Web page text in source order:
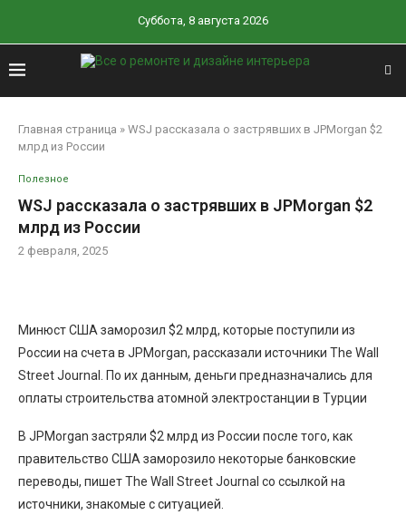
Суббота, 8 августа 2026
Главная страница » WSJ рассказала о застрявших в JPMorgan $2
млрд из России
Полезное
WSJ рассказала о застрявших в JPMorgan $2
млрд из России
2 февраля, 2025
Минюст США заморозил $2 млрд, которые поступили из
России на счета в JPMorgan, рассказали источники The Wall
Street Journal. По их данным, деньги предназначались для
оплаты строительства атомной электростанции в Турции
В JPMorgan застряли $2 млрд из России после того, как
правительство США заморозило некоторые банковские
переводы, пишет The Wall Street Journal со ссылкой на
источники, знакомые с ситуацией.